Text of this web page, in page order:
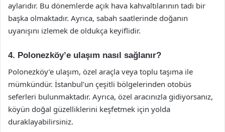
aylarıdır. Bu dönemlerde açık hava kahvaltılarının tadı bir
başka olmaktadır. Ayrıca, sabah saatlerinde doğanın
uyanışını izlemek de oldukça keyiflidir.
4. Polonezköy’e ulaşım nasıl sağlanır?
Polonezköy’e ulaşım, özel araçla veya toplu taşıma ile
mümkündür. İstanbul’un çeşitli bölgelerinden otobüs
seferleri bulunmaktadır. Ayrıca, özel aracınızla gidiyorsanız,
köyün doğal güzelliklerini keşfetmek için yolda
duraklayabilirsiniz.